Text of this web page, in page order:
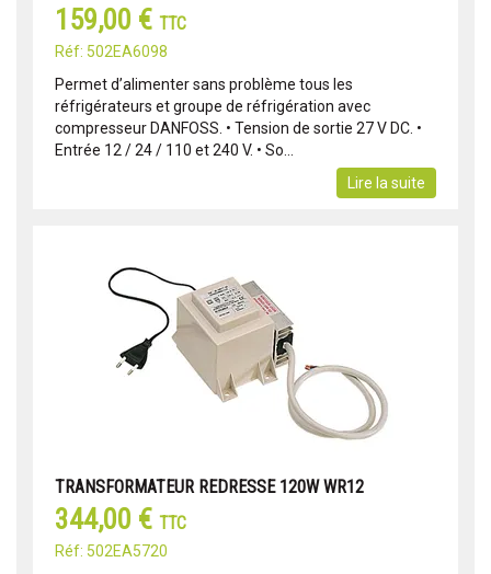
159,00 € TTC
Réf: 502EA6098
Permet d’alimenter sans problème tous les
réfrigérateurs et groupe de réfrigération avec
compresseur DANFOSS. • Tension de sortie 27 V DC. •
Entrée 12 / 24 / 110 et 240 V. • So...
Lire la suite
TRANSFORMATEUR REDRESSE 120W WR12
344,00 € TTC
Réf: 502EA5720